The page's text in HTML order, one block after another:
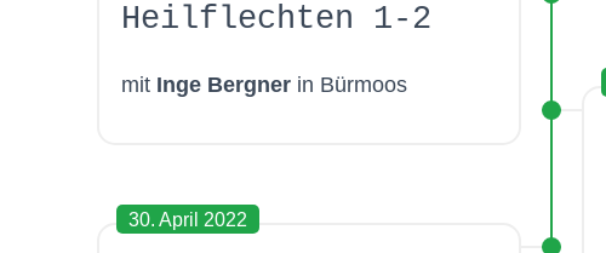
Heilflechten 1-2
mit Inge Bergner in Bürmoos
30. April 2022